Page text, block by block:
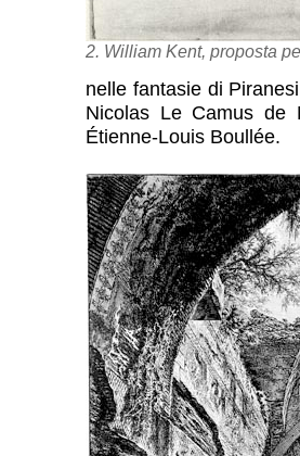
2. William Kent, proposta
nelle fantasie di
Nicolas Le Camus de
Étienne-Louis Boullée.